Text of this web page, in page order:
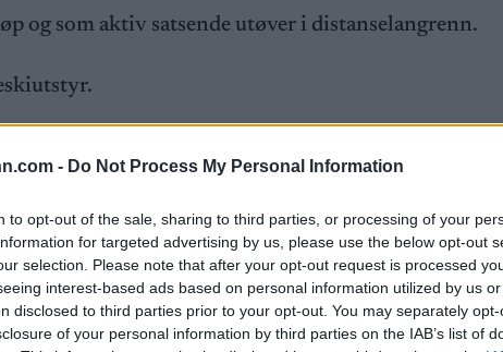
- Do Not Process My Personal Information
to opt-out of the sale, sharing to third parties, or processing of your
for targeted advertising by us, please use the below opt-out
selection. Please note that after your opt-out request is processed
interest-based ads based on personal information utilized by us
disclosed to third parties prior to your opt-out. You may separately
of your personal information by third parties on the IAB’s list of
og som aktiv satsende utøver i distanselangrenn.
og bindingene.
ikke hekter. I så fall må du finne ut hvorfor de ikke